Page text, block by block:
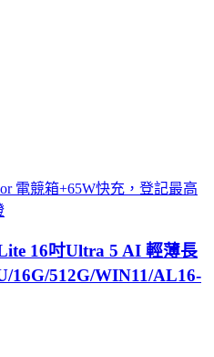
電競箱+65W快充，登記最高
16吋Ultra 5 AI 輕薄長
16G/512G/WIN11/AL16-